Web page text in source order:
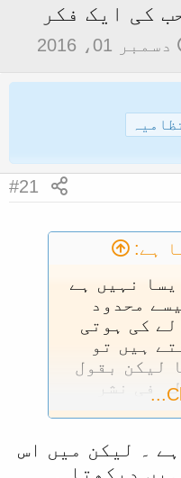
کی ایک فکر
ت
ی
آ
ز
دسمبر 01، 2016
#21
ہے:
نہیں ہے
محدود
کی ہوتی
ہیں تو
لیکن بقول
فی نشر
فی مجال
کا ذکر
تک ان
۔ لیکن میں اس
دیکھتا ۔